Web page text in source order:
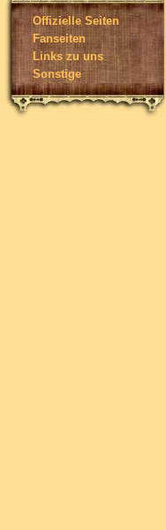
Offizielle Seiten
Fanseiten
Links zu uns
Sonstige